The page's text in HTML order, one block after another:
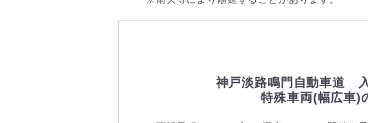
神戸淡路鳴門自動車道
特殊車両(幅広車)